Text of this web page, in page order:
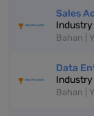
Sales
Industry
Bahan |
Data
Industry
Bahan |